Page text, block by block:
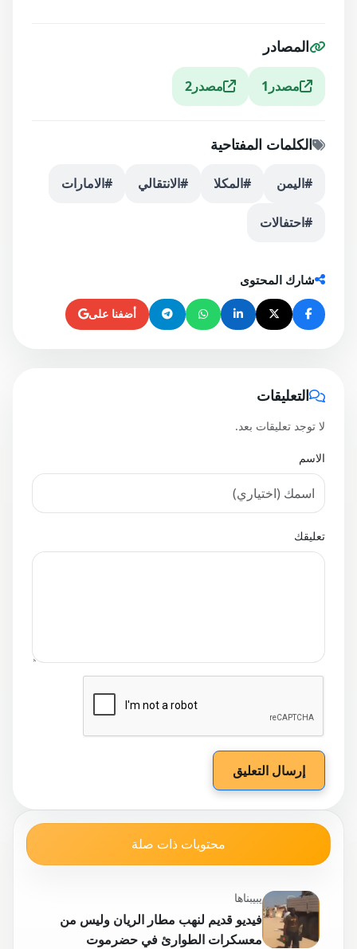
المصادر
مصدر1 مصدر2
الكلمات المفتاحية
#اليمن #المكلا #الانتقالي #الامارات
#احتفالات
شارك المحتوى
أضفنا على
التعليقات
لا توجد تعليقات بعد.
الاسم
تعليقك
إرسال التعليق
محتويات ذات صلة
يبيبناها
فيديو قديم لنهب مطار الريان وليس من
معسكرات الطوارئ في حضرموت